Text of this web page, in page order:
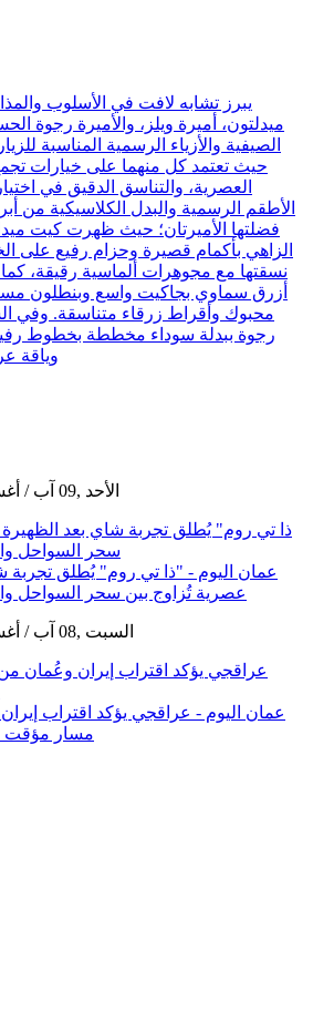
يبرز تشابه لافت في الأسلوب
ميدلتون، أميرة ويلز، والأميرة رجوة
الصيفية والأزياء الرسمية المناسبة
حيث تعتمد كل منهما على خيارات تجمع
العصرية، والتناسق الدقيق في
الأطقم الرسمية والبدل الكلاسيكية من
فضلتها الأميرتان؛ حيث ظهرت كيت
الزاهي بأكمام قصيرة وحزام رفيع على
نسقتها مع مجوهرات ألماسية رقيقة،
أزرق سماوي بجاكيت واسع وبنطلون
محبوك وأقراط زرقاء متناسقة. وفي
رجوة ببدلة سوداء مخططة بخطوط
وياقة
GMT 12:51 2026 الأحد ,09 آب / أغسطس
سحر السواحل
GMT 13:25 2026 السبت ,08 آب / أغسطس
عراقجي يؤكد اقتراب إيران وعُمان